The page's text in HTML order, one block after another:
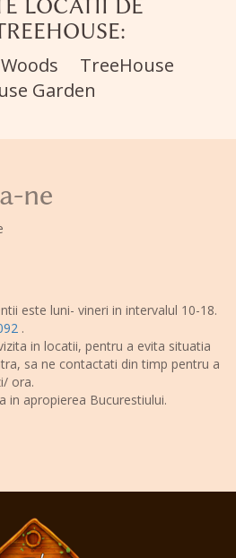
LOCATII DE
TreeHouse
Garden
ne
este luni- vineri in intervalul 10-18.
.
in locatii, pentru a evita situatia
sa ne contactati din timp pentru a
ora.
in apropierea Bucurestiului.